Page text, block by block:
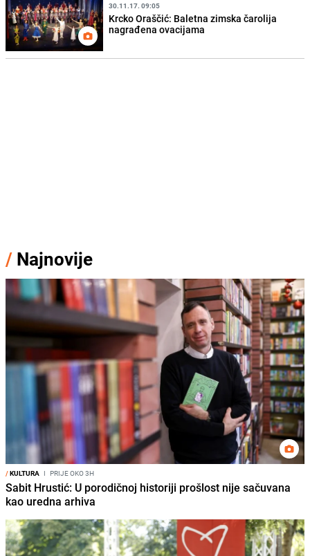
30.11.17. 09:05
Krcko Oraščić: Baletna zimska čarolija
nagrađena ovacijama
/ Najnovije
/KULTURA I PRIJE OKO 3H
Sabit Hrustić: U porodičnoj historiji prošlost nije sačuvana
kao uredna arhiva